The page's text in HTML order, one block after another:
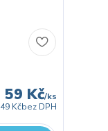
59 Kč/ks
49 Kčbez DPH